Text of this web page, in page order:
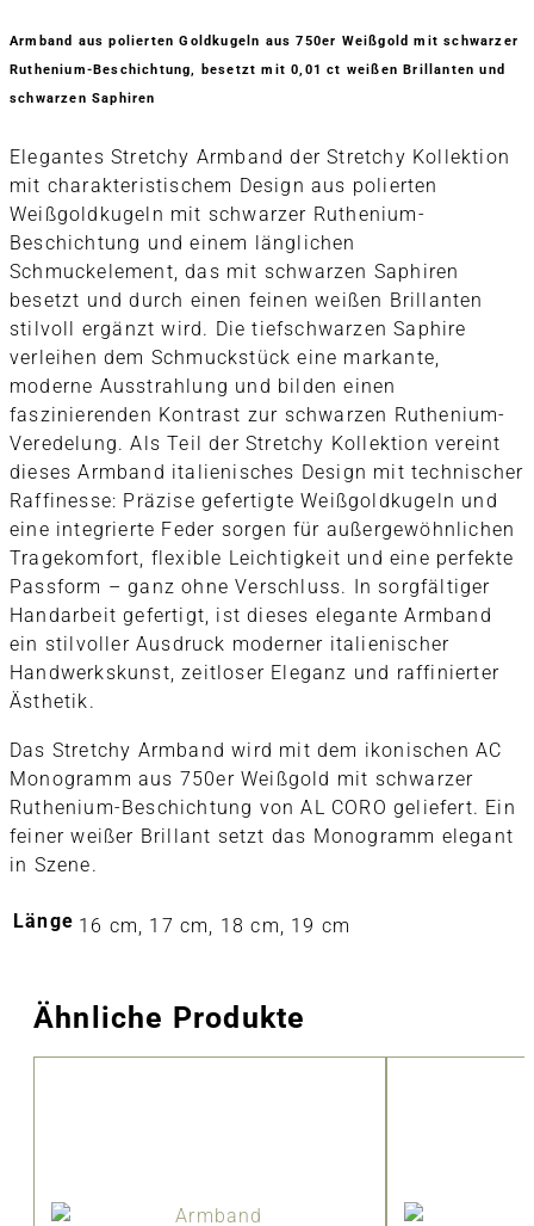
Armband aus polierten Goldkugeln aus 750er Weißgold mit schwarzer
Ruthenium-Beschichtung, besetzt mit 0,01 ct weißen Brillanten und
schwarzen Saphiren
Elegantes Stretchy Armband der Stretchy Kollektion
mit charakteristischem Design aus polierten
Weißgoldkugeln mit schwarzer Ruthenium-
Beschichtung und einem länglichen
Schmuckelement, das mit schwarzen Saphiren
besetzt und durch einen feinen weißen Brillanten
stilvoll ergänzt wird. Die tiefschwarzen Saphire
verleihen dem Schmuckstück eine markante,
moderne Ausstrahlung und bilden einen
faszinierenden Kontrast zur schwarzen Ruthenium-
Veredelung. Als Teil der Stretchy Kollektion vereint
dieses Armband italienisches Design mit technischer
Raffinesse: Präzise gefertigte Weißgoldkugeln und
eine integrierte Feder sorgen für außergewöhnlichen
Tragekomfort, flexible Leichtigkeit und eine perfekte
Passform – ganz ohne Verschluss. In sorgfältiger
Handarbeit gefertigt, ist dieses elegante Armband
ein stilvoller Ausdruck moderner italienischer
Handwerkskunst, zeitloser Eleganz und raffinierter
Ästhetik.
Das Stretchy Armband wird mit dem ikonischen AC
Monogramm aus 750er Weißgold mit schwarzer
Ruthenium-Beschichtung von AL CORO geliefert. Ein
feiner weißer Brillant setzt das Monogramm elegant
in Szene.
Länge 16 cm, 17 cm, 18 cm, 19 cm
Ähnliche Produkte